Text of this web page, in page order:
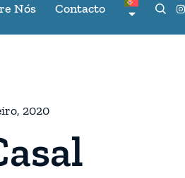
Nós Contacto
2020